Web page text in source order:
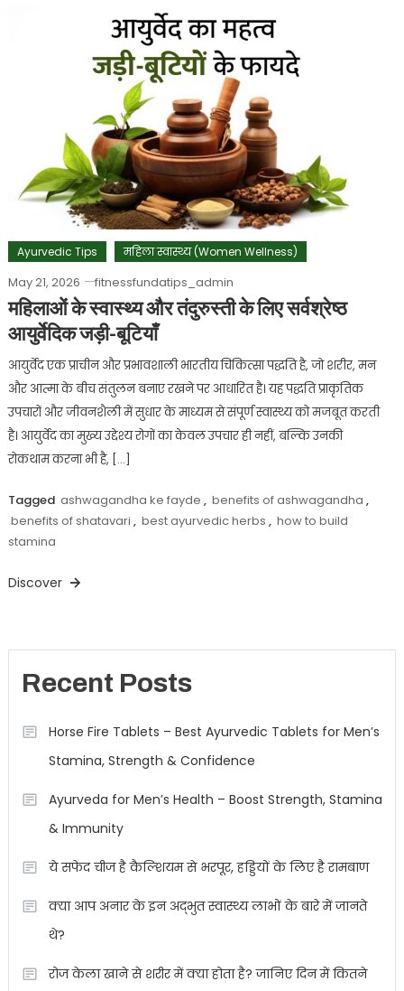
Ayurvedic Tips महिला स्वास्थ्य (Women Wellness)
May 21, 2026 fitnessfundatips_admin
महिलाओं के स्वास्थ्य और तंदुरुस्ती के लिए सर्वश्रेष्ठ
आयुर्वेदिक जड़ी-बूटियाँ
आयुर्वेद एक प्राचीन और प्रभावशाली भारतीय चिकित्सा पद्धति है, जो शरीर, मन
और आत्मा के बीच संतुलन बनाए रखने पर आधारित है। यह पद्धति प्राकृतिक
उपचारों और जीवनशैली में सुधार के माध्यम से संपूर्ण स्वास्थ्य को मजबूत करती
है। आयुर्वेद का मुख्य उद्देश्य रोगों का केवल उपचार ही नहीं, बल्कि उनकी
रोकथाम करना भी है, […]
Tagged ashwagandha ke fayde , benefits of ashwagandha ,
benefits of shatavari , best ayurvedic herbs , how to build
stamina
Discover
Recent Posts
Horse Fire Tablets – Best Ayurvedic Tablets for Men’s
Stamina, Strength & Confidence
Ayurveda for Men’s Health – Boost Strength, Stamina
& Immunity
ये सफेद चीज है कैल्शियम से भरपूर, हड्डियों के लिए है रामबाण
क्या आप अनार के इन अद्भुत स्वास्थ्य लाभों के बारे में जानते
थे?
रोज केला खाने से शरीर में क्या होता है? जानिए दिन में कितने